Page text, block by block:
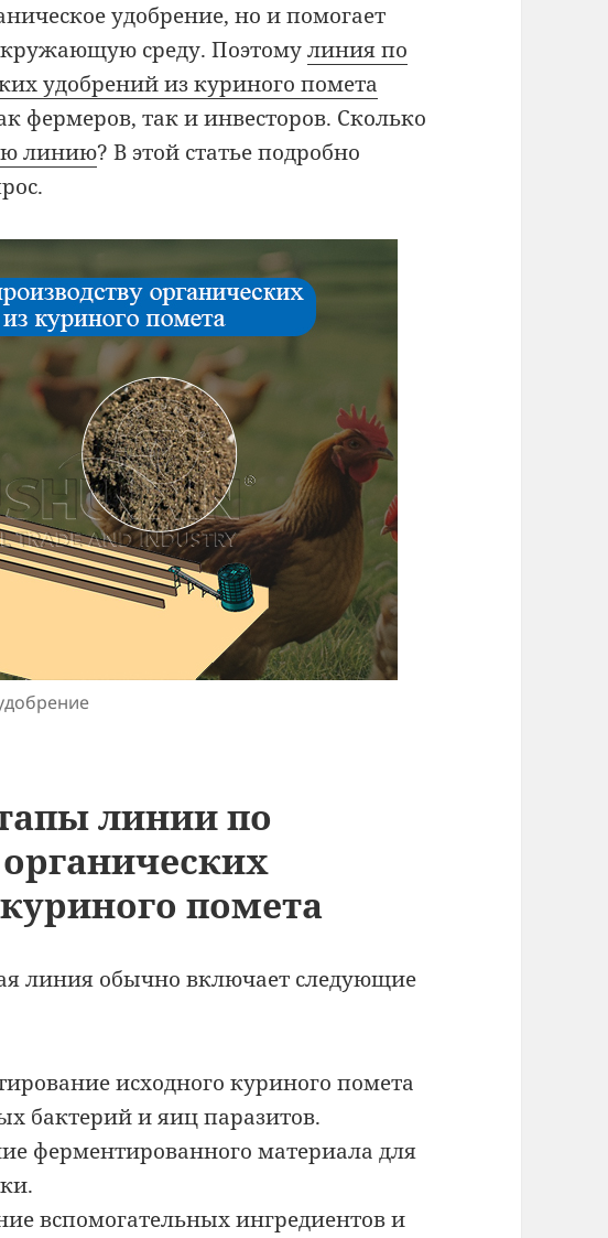
удобрение, но и помогает
среду. Поэтомулиния по
удобрений из куриного помета
фермеров, так и инвесторов. Сколько
линию? В этой статье подробно
линии по
помета
линия обычно включает следующие
исходного куриного помета
бактерий и яиц паразитов.
ферментированного материала для
вспомогательных ингредиентов и